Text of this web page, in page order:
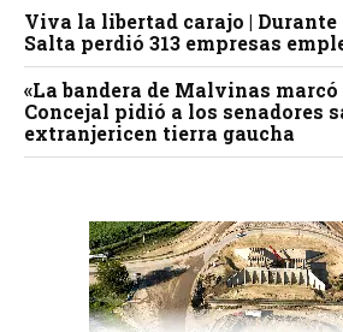
Viva la libertad carajo |
Salta perdió 313 empresas
«La bandera de Malvinas
Concejal pidió a los senadores
extranjericen tierra gaucha